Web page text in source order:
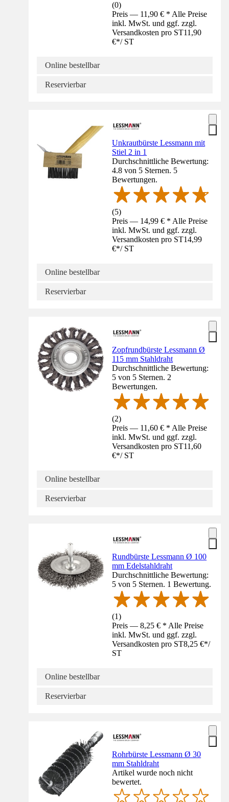
(0)
Preis — 11,90 € * Alle Preise
inkl. MwSt. und ggf. zzgl.
Versandkosten pro ST11,90
€*/ ST
Online bestellbar
Reservierbar
Unkrautbürste Lessmann mit
Stiel 2 in 1
Durchschnittliche Bewertung:
4.8 von 5 Sternen. 5
Bewertungen.
(5)
Preis — 14,99 € * Alle Preise
inkl. MwSt. und ggf. zzgl.
Versandkosten pro ST14,99
€*/ ST
Online bestellbar
Reservierbar
Zopfrundbürste Lessmann Ø
115 mm Stahldraht
Durchschnittliche Bewertung:
5 von 5 Sternen. 2
Bewertungen.
(2)
Preis — 11,60 € * Alle Preise
inkl. MwSt. und ggf. zzgl.
Versandkosten pro ST11,60
€*/ ST
Online bestellbar
Reservierbar
Rundbürste Lessmann Ø 100
mm Edelstahldraht
Durchschnittliche Bewertung:
5 von 5 Sternen. 1 Bewertung.
(1)
Preis — 8,25 € * Alle Preise
inkl. MwSt. und ggf. zzgl.
Versandkosten pro ST8,25 €*/
ST
Online bestellbar
Reservierbar
Rohrbürste Lessmann Ø 30
mm Stahldraht
Artikel wurde noch nicht
bewertet.